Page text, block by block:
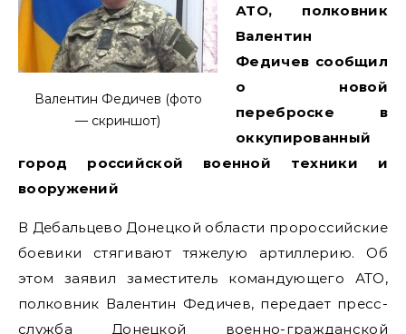
Валентин Федичев (фото
— скриншот)
АТО, полковник
Валентин
Федичев сообщил
о новой
переброске в
оккупированный
город российской военной техники и
вооружений
В Дебальцево Донецкой области пророссийские
боевики стягивают тяжелую артиллерию. Об
этом заявил заместитель командующего АТО,
полковник Валентин Федичев, передает пресс-
служба Донецкой военно-гражданской